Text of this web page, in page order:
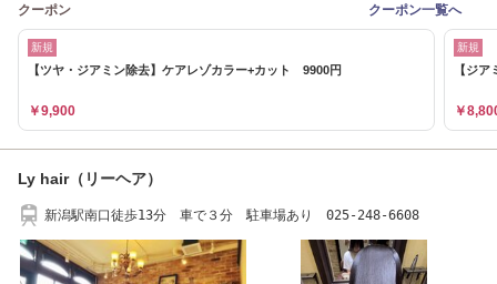
クーポン クーポン一覧へ
新規
【ツヤ・ジアミン除去】ケアレゾカラー+カット 9900円
￥9,900
新規
【ジ
￥
Ly hair（リーヘア）
新潟駅南口徒歩13分 車で３分 駐車場あり 025-248-6608